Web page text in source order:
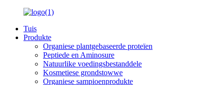
Tuis
Produkte
Organiese plantgebaseerde proteïen
Peptiede en Aminosure
Natuurlike voedingsbestanddele
Kosmetiese grondstowwe
Organiese sampioenprodukte